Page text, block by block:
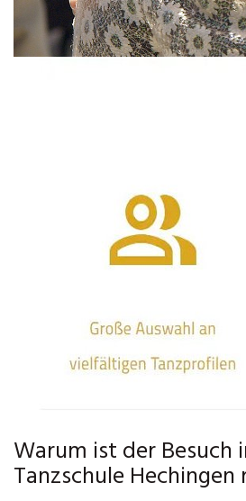
Warum ist der Besuch
Tanzschule Hechingen